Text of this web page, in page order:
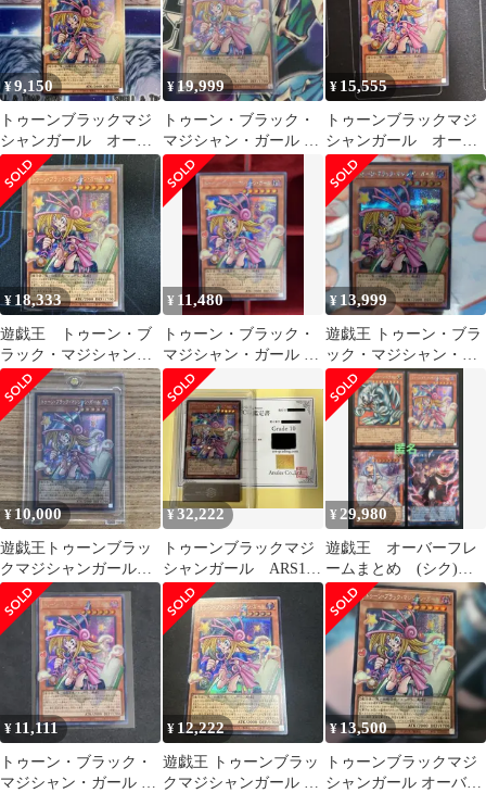
¥9,150
トゥーンブラックマジ
シャンガール オーバ
ーフレームシークレッ
トレア
¥ 19,999
トゥーン・ブラック・
マジシャン・ガール オ
ーバーフレーム シーク
レット 遊戯王
¥ 15,555
トゥーンブラックマジ
シャンガール オーバ
ーフレーム シーク
レット オバフレ
¥ 18,333
遊戯王 トゥーン・ブ
ラック・マジシャン・
ガール シークレット オ
ーバーフレーム
¥ 11,480
トゥーン・ブラック・
マジシャン・ガール オ
ーバーフレーム シーク
レット 1枚
¥ 13,999
遊戯王 トゥーン・ブラ
ック・マジシャン・ガ
ール オーバーフレーム
シク
¥10,000
遊戯王トゥーンブラッ
クマジシャンガール
オーバーフレーム
¥32,222
トゥーンブラックマジ
シャンガール ARS10
鑑定書付き
¥ 29,980
遊戯王 オーバーフレ
ームまとめ (シク)
合計４枚
¥ 11,111
トゥーン・ブラック・
マジシャン・ガール オ
¥ 12,222
遊戯王 トゥーンブラッ
クマジシャンガール オ
¥13,500
トゥーンブラックマジ
シャンガール オーバー